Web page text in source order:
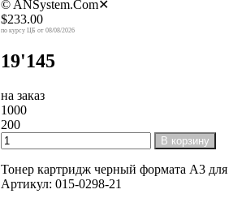
© ANSystem.Com✕
$233.00
08/08/2026
19'145
на заказ
1000
200
В корзину
Тонер картридж черный формата А3
Артикул: 015-0298-21